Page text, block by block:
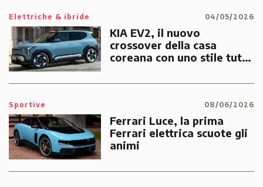
Elettriche & ibride 04/05/2026
KIA EV2, il nuovo
crossover della casa
coreana con uno stile tutto
Sportive 08/06/2026
Ferrari Luce, la prima
Ferrari elettrica scuote gli
animi